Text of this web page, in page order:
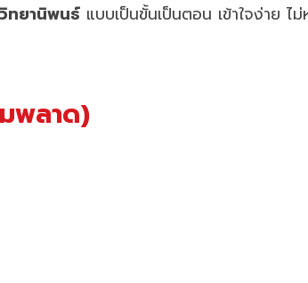
ทยานิพนธ์ แบบเป็นขั้นเป็นตอน เข้าใจง่าย ไ
พลาด)